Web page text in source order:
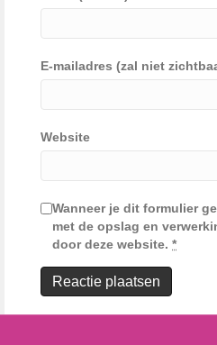
E-mailadres (zal niet
Website
Wanneer je dit formulier
met de opslag en
door deze website. *